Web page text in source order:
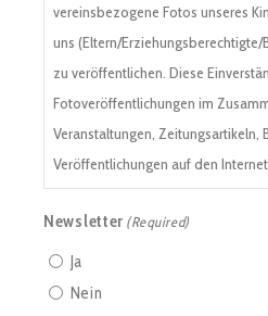
vereinsbezogene Fotos unseres
uns (Eltern/
zu veröffentlichen. Diese
Fotoveröffentlichungen im
Veranstaltungen, Zeitungsartikeln,
Veröffentlichungen auf den
Kanälen der jeweiligen Vereine
Wir sind darüber informiert, dass
den Inhalt seiner eigenen
besteht und ergibt sich kein
Newsletter (Required)
Ja
Nein